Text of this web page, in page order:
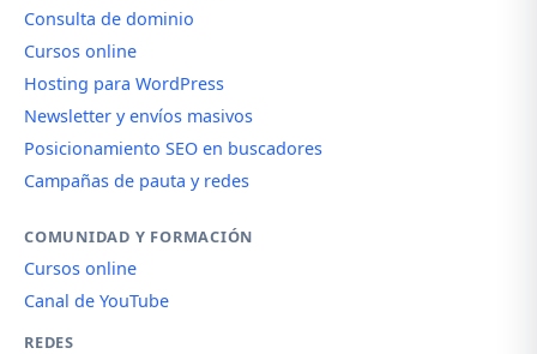
Consulta de dominio
Cursos online
Hosting para WordPress
Newsletter y envíos masivos
Posicionamiento SEO en buscadores
Campañas de pauta y redes
COMUNIDAD Y FORMACIÓN
Cursos online
Canal de YouTube
REDES